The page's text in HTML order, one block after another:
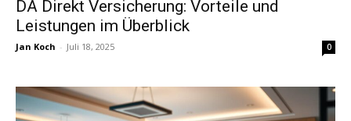
DA Direkt Versicherung: Vorteile und
Leistungen im Überblick
Jan Koch - Juli 18, 2025 0